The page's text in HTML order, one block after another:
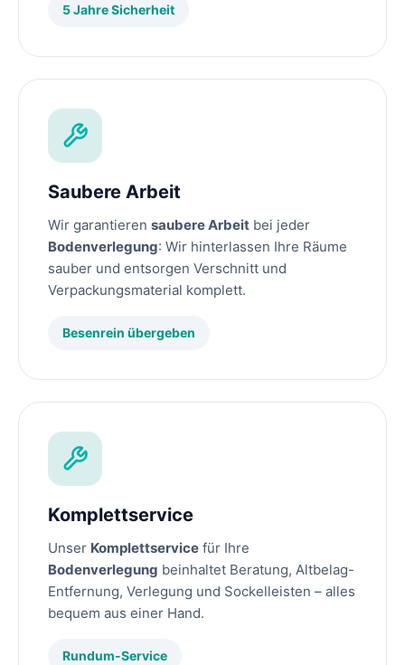
5 Jahre Sicherheit
Saubere Arbeit
Wir garantieren saubere Arbeit bei jeder
Bodenverlegung: Wir hinterlassen Ihre Räume
sauber und entsorgen Verschnitt und
Verpackungsmaterial komplett.
Besenrein übergeben
Komplettservice
Unser Komplettservice für Ihre
Bodenverlegung beinhaltet Beratung, Altbelag-
Entfernung, Verlegung und Sockelleisten – alles
bequem aus einer Hand.
Rundum-Service